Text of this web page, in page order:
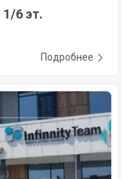
6 эт.
Подробнее